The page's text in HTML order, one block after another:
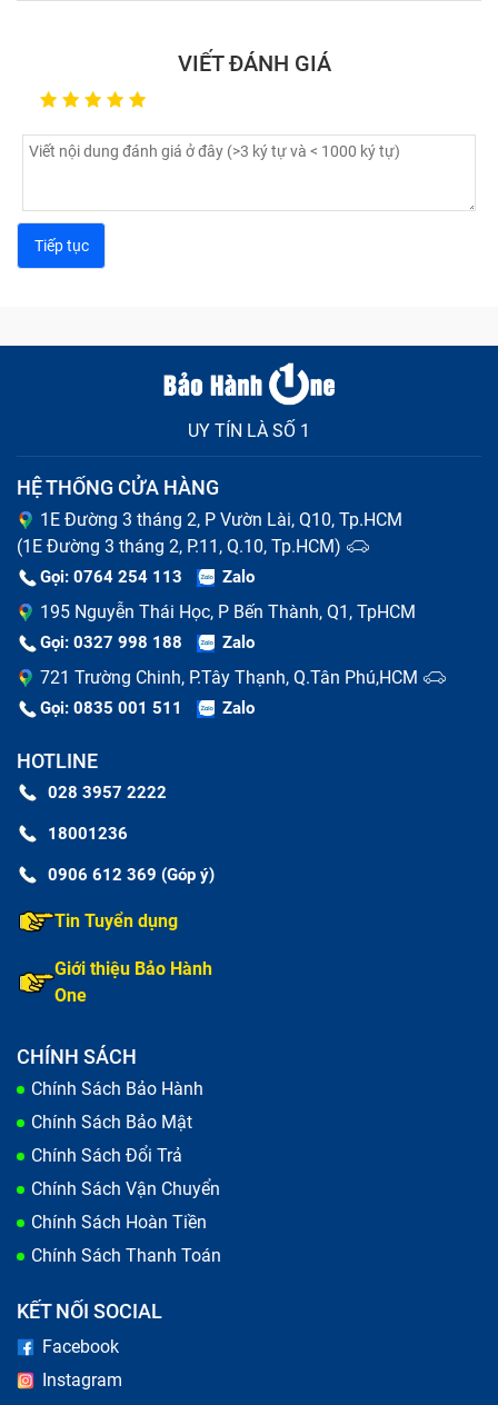
VIẾT ĐÁNH GIÁ
UY TÍN LÀ SỐ 1
HỆ THỐNG CỬA HÀNG
1E Đường 3 tháng 2, P Vườn Lài, Q10, Tp.HCM
(1E Đường 3 tháng 2, P.11, Q.10, Tp.HCM)
Gọi: 0764 254 113 Zalo
195 Nguyễn Thái Học, P Bến Thành, Q1, TpHCM
Gọi: 0327 998 188 Zalo
721 Trường Chinh, P.Tây Thạnh, Q.Tân Phú,HCM
Gọi: 0835 001 511 Zalo
HOTLINE
028 3957 2222
18001236
0906 612 369 (Góp ý)
Tin Tuyển dụng
Giới thiệu Bảo Hành
One
CHÍNH SÁCH
Chính Sách Bảo Hành
Chính Sách Bảo Mật
Chính Sách Đổi Trả
Chính Sách Vận Chuyển
Chính Sách Hoàn Tiền
Chính Sách Thanh Toán
KẾT NỐI SOCIAL
Facebook
Instagram